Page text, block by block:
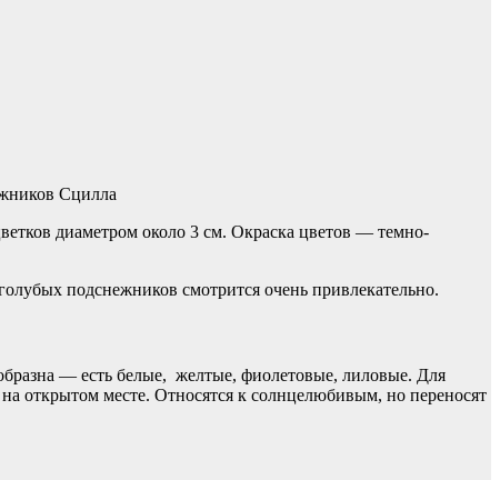
Сцилла
диаметром около 3 см. Окраска цветов — темно-
подснежников смотрится очень привлекательно.
— есть белые, желтые, фиолетовые, лиловые. Для
открытом месте. Относятся к солнцелюбивым, но переносят